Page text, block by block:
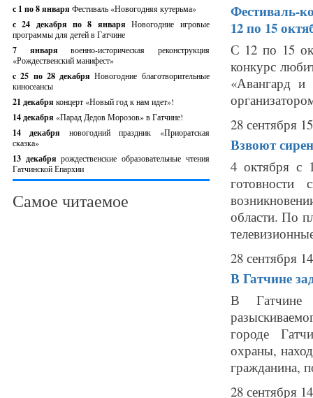
с 1 по 8 января Фестиваль «Новогодняя кутерьма»
с 24 декабря по 8 январяНовогодние игровые
программы для детей в Гатчине
7 январявоенно-историческая реконструкция
«Рождественский манифест»
c 25 по 28 декабряНовогодние благотворительные
киносеансы
21 декабря концерт «Новый год к нам идет»!
14 декабря «Парад Дедов Морозов» в Гатчине!
14 декабря новогодний праздник «Приоратская
сказка»
13 декабрярождественские образовательные чтения
Гатчинской Епархии
Самое читаемое
Фестиваль-
12 по 15
С 12 по 15
конкурс
«Авангард
28 сентября
Взвоют
4 октября с
области. По
28 сентября
В Гатчине
В Гатчине
городе
охраны,
гражданина,
28 сентября